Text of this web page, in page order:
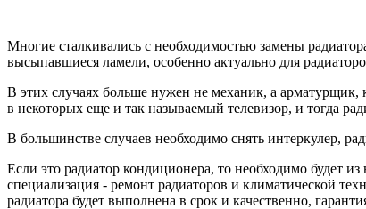
Многие сталкивались с необходимостью замены
высыпавшиеся ламели, особенно актуально для
В этих случаях больше нужен не механик, а арматурщик,
в некоторых еще и так называемый телевизор, и тогда
В большинстве случаев необходимо снять интеркулер,
Если это радиатор кондиционера, то необходимо будет
специализация - ремонт радиаторов и климатической
радиатора будет выполнена в срок и качественно,